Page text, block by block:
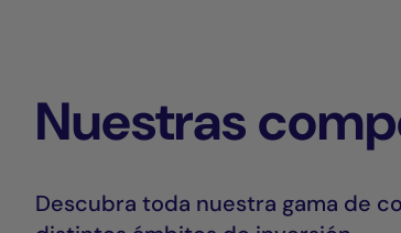
Nuestras
Descubra toda nuestra gama de